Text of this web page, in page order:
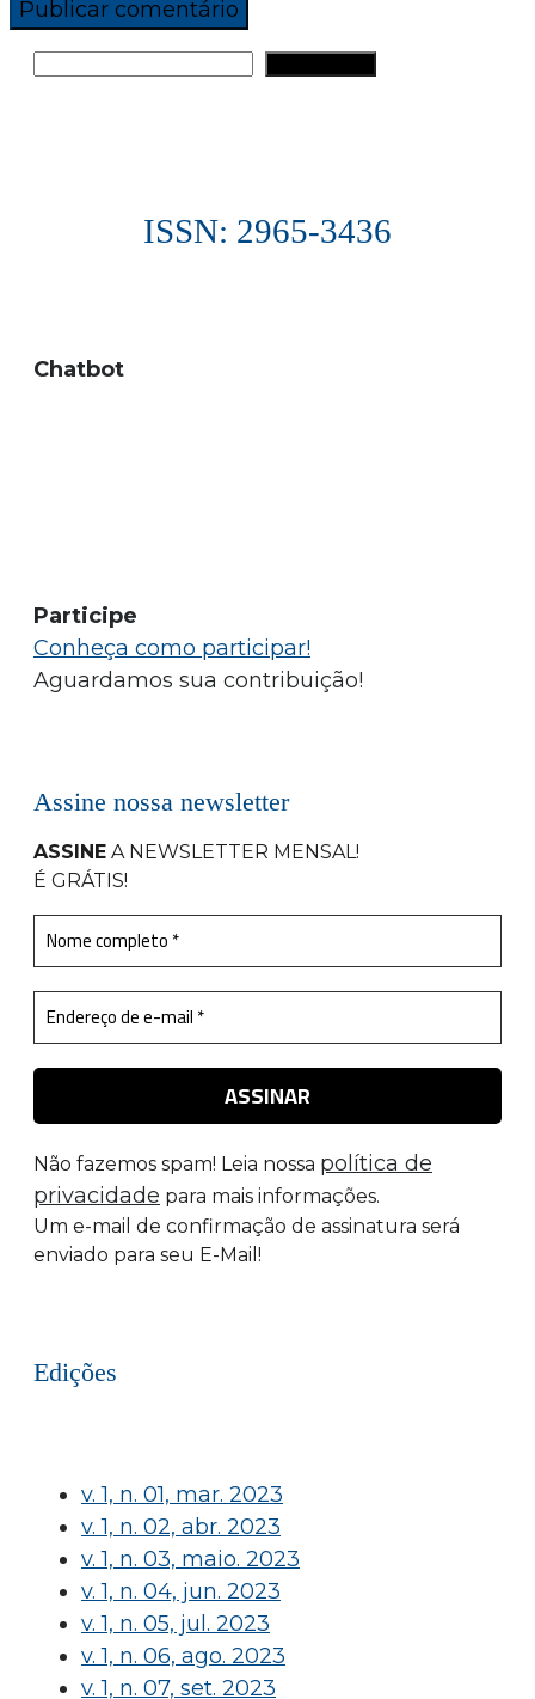
ISSN: 2965-3436
Chatbot
Participe
Conheça como participar!
Aguardamos sua contribuição!
Assine nossa newsletter
ASSINE A NEWSLETTER MENSAL!
É GRÁTIS!
Não fazemos spam! Leia nossa política de
privacidade para mais informações.
Um e-mail de confirmação de assinatura será
enviado para seu E-Mail!
Edições
v. 1, n. 01, mar. 2023
v. 1, n. 02, abr. 2023
v. 1, n. 03, maio. 2023
v. 1, n. 04, jun. 2023
v. 1, n. 05, jul. 2023
v. 1, n. 06, ago. 2023
v. 1, n. 07, set. 2023